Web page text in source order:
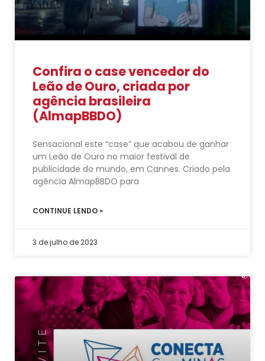
Confira o case vencedor do
Leão de Ouro, criada por
agência brasileira
(AlmapBBDO)
Sensacional este “case” que acabou de ganhar
um Leão de Ouro no maior festival de
publicidade do mundo, em Cannes. Criado pela
agência AlmapBBDO para
CONTINUE LENDO »
3 de julho de 2023